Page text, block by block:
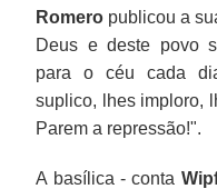
Romero publicou a
Deus e deste povo
para o céu cada
suplico, lhes imploro,
Parem a repressão!".
A basílica - conta